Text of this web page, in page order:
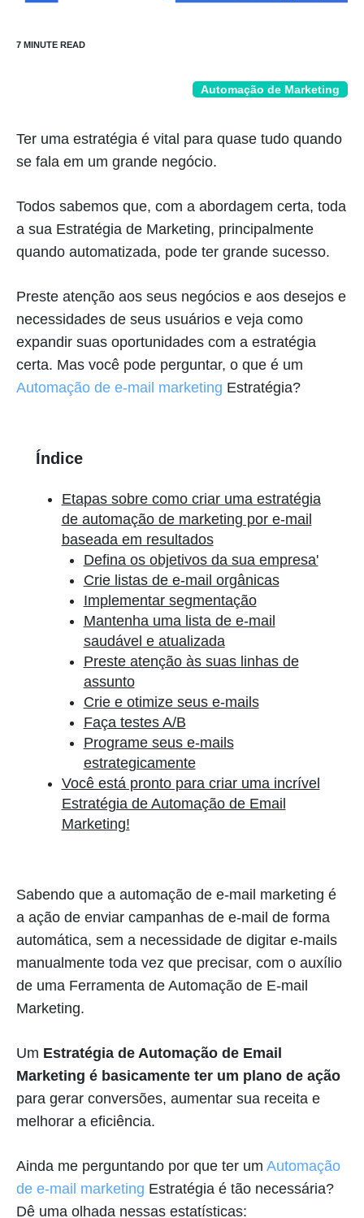
Automação de Marketing
Ter uma estratégia é vital para quase tudo quando
se fala em um grande negócio.
Todos sabemos que, com a abordagem certa, toda
a sua Estratégia de Marketing, principalmente
quando automatizada, pode ter grande sucesso.
Preste atenção aos seus negócios e aos desejos e
necessidades de seus usuários e veja como
expandir suas oportunidades com a estratégia
certa. Mas você pode perguntar, o que é um
Automação de e-mail marketing Estratégia?
Índice
Etapas sobre como criar uma estratégia
de automação de marketing por e-mail
baseada em resultados
Defina os objetivos da sua empresa'
Crie listas de e-mail orgânicas
Implementar segmentação
Mantenha uma lista de e-mail
saudável e atualizada
Preste atenção às suas linhas de
assunto
Crie e otimize seus e-mails
Faça testes A/B
Programe seus e-mails
estrategicamente
Você está pronto para criar uma incrível
Estratégia de Automação de Email
Marketing!
Sabendo que a automação de e-mail marketing é
a ação de enviar campanhas de e-mail de forma
automática, sem a necessidade de digitar e-mails
manualmente toda vez que precisar, com o auxílio
de uma Ferramenta de Automação de E-mail
Marketing.
Um Estratégia de Automação de Email
Marketing é basicamente ter um plano de ação
para gerar conversões, aumentar sua receita e
melhorar a eficiência.
Ainda me perguntando por que ter um Automação
de e-mail marketing Estratégia é tão necessária?
Dê uma olhada nessas estatísticas: